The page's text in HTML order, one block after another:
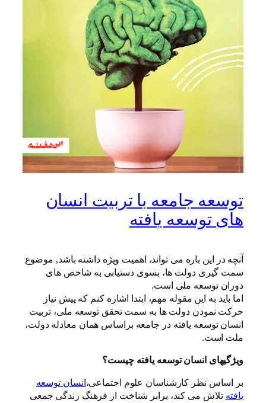
توسعه جامعه با تربیت انسان
های توسعه یافته
آنچه در این باره می تواند، اهمیت ویژه داشته باشد, موضوع
سمت گیری دولت ها، بسوی دستیابی به شاخص های
دوران توسعه ملی است.
اما باید به این مقوله مهم، ابتدا اشاره کنم که پیش نیاز
حرکت نمودن دولت ها به سمت تحقق توسعه ملی، تربیت
انسان توسعه یافته در جامعه براساس همان معادله دولت،
ملت است.
ویژگیهای انسان توسعه یافته چیست؟
بر اساس نظر کارشناسان علوم اجتماعی، انسان توسعه
یافته تلاش می کند، برابر شناخت از فرهنگ زندگی جمعی